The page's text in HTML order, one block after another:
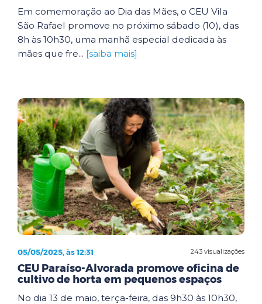
Em comemoração ao Dia das Mães, o CEU Vila
São Rafael promove no próximo sábado (10), das
8h às 10h30, uma manhã especial dedicada às
mães que fre... [saiba mais]
243 visualizações
05/05/2025, às 12:31
CEU Paraíso-Alvorada promove oficina de
cultivo de horta em pequenos espaços
No dia 13 de maio, terça-feira, das 9h30 às 10h30,